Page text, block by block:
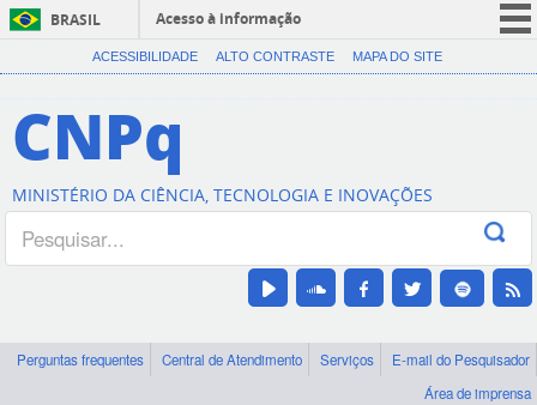
BRASIL
Acesso à informação
CORONAVÍRUS (COVID-19)
Canais
ACESSIBILIDADE ALTO CONTRASTE MAPA DO SITE
CNPq
MINISTÉRIO DA CIÊNCIA, TECNOLOGIA E INOVAÇÕES
Perguntas frequentes Central de Atendimento Serviços
E-mail do Pesquisador
Área de imprensa